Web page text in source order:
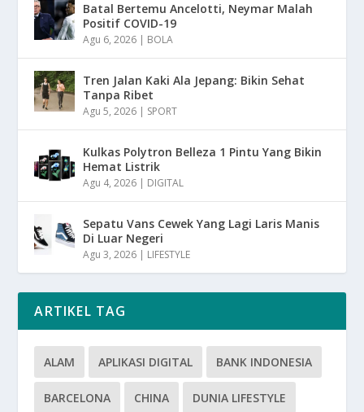
Batal Bertemu Ancelotti, Neymar Malah
Positif COVID-19
Agu 6, 2026 | BOLA
Tren Jalan Kaki Ala Jepang: Bikin Sehat
Tanpa Ribet
Agu 5, 2026 | SPORT
Kulkas Polytron Belleza 1 Pintu Yang Bikin
Hemat Listrik
Agu 4, 2026 | DIGITAL
Sepatu Vans Cewek Yang Lagi Laris Manis
Di Luar Negeri
Agu 3, 2026 | LIFESTYLE
ARTIKEL TAG
ALAM APLIKASI DIGITAL BANK INDONESIA
BARCELONA CHINA DUNIA LIFESTYLE